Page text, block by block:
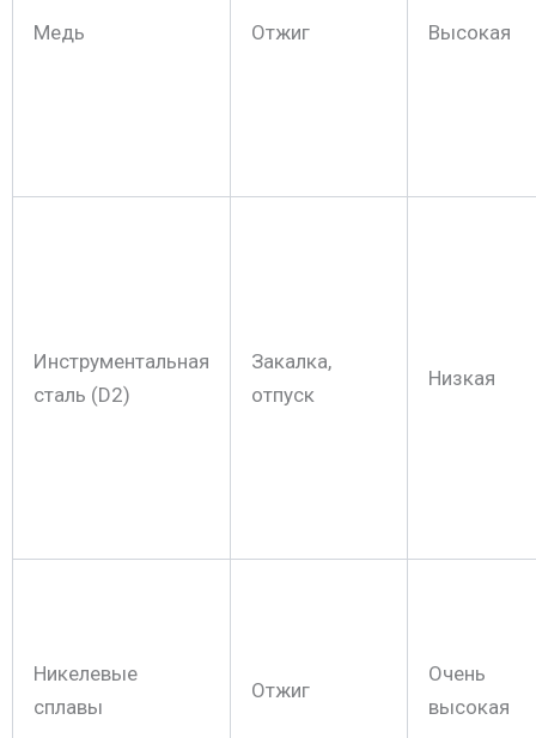
Медь Отжиг Высокая
Инструментальная
сталь (D2)
Закалка,
отпуск
Низкая
Никелевые
сплавы
Отжиг
Очень
высокая